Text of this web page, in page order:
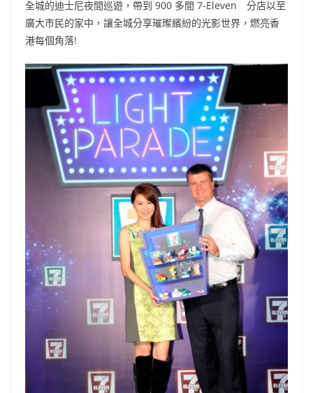
全城的迪士尼夜間巡遊，帶到 900 多間 7-Eleven 分店以至
廣大巿民的家中，讓全城分享璀璨繽紛的光影世界，燃亮香
港每個角落!